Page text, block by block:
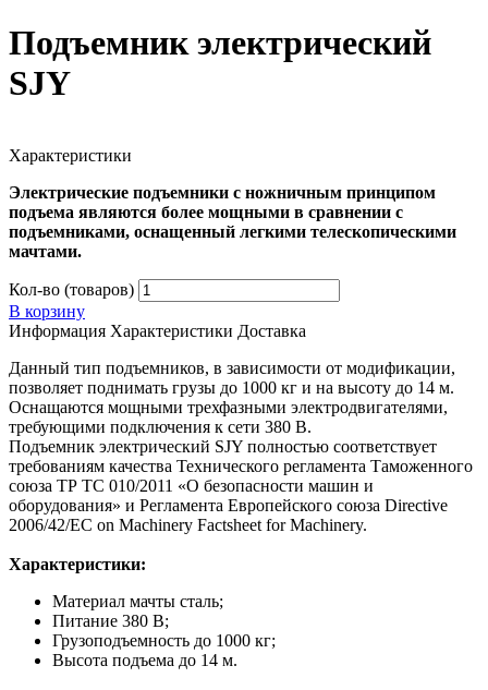
Подъемник электрический
SJY
Характеристики
Электрические подъемники с ножничным принципом
подъема являются более мощными в сравнении с
подъемниками, оснащенный легкими телескопическими
мачтами.
Кол-во (товаров)
В корзину
Информация Характеристики Доставка
Данный тип подъемников, в зависимости от модификации,
позволяет поднимать грузы до 1000 кг и на высоту до 14 м.
Оснащаются мощными трехфазными электродвигателями,
требующими подключения к сети 380 В.
Подъемник электрический SJY полностью соответствует
требованиям качества Технического регламента Таможенного
союза ТР ТС 010/2011 «О безопасности машин и
оборудования» и Регламента Европейского союза Directive
2006/42/EC on Machinery Factsheet for Machinery.
Характеристики:
Материал мачты сталь;
Питание 380 В;
Грузоподъемность до 1000 кг;
Высота подъема до 14 м.